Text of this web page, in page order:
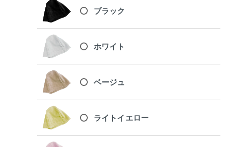
ブラック
ホワイト
ベージュ
ライトイエロー